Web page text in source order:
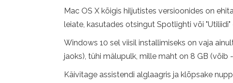
Mac OS X kõigis hiljutistes versioonides on
leiate, kasutades otsingut Spotlighti või "Utiliidi"
Windows 10 sel viisil installimiseks on vaja
jaoks), tühi mälupulk, mille maht on 8 GB
Käivitage assistendi alglaagris ja klõpsake